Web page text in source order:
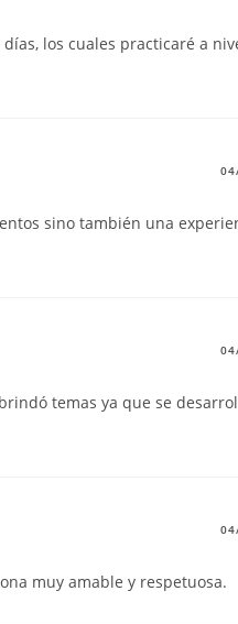
los cuales practicaré a
sino también una
temas ya que se
muy amable y respetuosa.